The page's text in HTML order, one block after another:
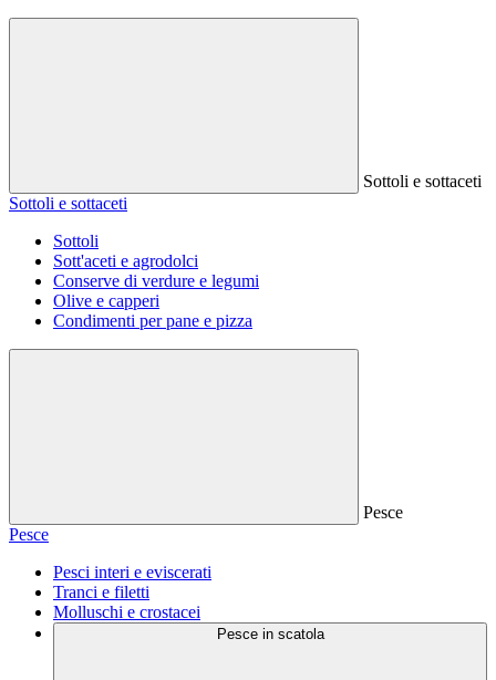
Sottoli e sottaceti
Sottoli e sottaceti
Sottoli
Sott'aceti e agrodolci
Conserve di verdure e legumi
Olive e capperi
Condimenti per pane e pizza
Pesce
Pesce
Pesci interi e eviscerati
Tranci e filetti
Molluschi e crostacei
Pesce in scatola